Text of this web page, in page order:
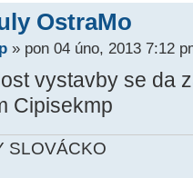
OstraMo
» pon 04 úno, 2013 7:12
vystavby se da
Cipisekmp
SLOVÁCKO